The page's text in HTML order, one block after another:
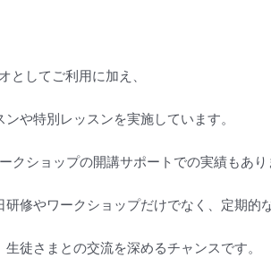
してご利用に加え、
や特別レッスンを実施しています。
クショップの開講サポートでの実績もあり
修やワークショップだけでなく、定期的
徒さまとの交流を深めるチャンスです。